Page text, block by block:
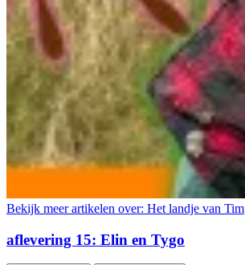
Bekijk meer artikelen over: Het landje van Tim
aflevering 15: Elin en Tygo